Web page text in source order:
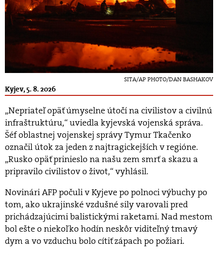
SITA/AP PHOTO/DAN BASHAKOV
Kyjev, 5. 8. 2026
„Nepriateľ opäť úmyselne útočí na civilistov a civilnú
infraštruktúru,“ uviedla kyjevská vojenská správa.
Šéf oblastnej vojenskej správy Tymur Tkačenko
označil útok za jeden z najtragickejších v regióne.
„Rusko opäť prinieslo na našu zem smrť a skazu a
pripravilo civilistov o život,“ vyhlásil.
Novinári AFP počuli v Kyjeve po polnoci výbuchy po
tom, ako ukrajinské vzdušné sily varovali pred
prichádzajúcimi balistickými raketami. Nad mestom
bol ešte o niekoľko hodín neskôr viditeľný tmavý
dym a vo vzduchu bolo cítiť zápach po požiari.